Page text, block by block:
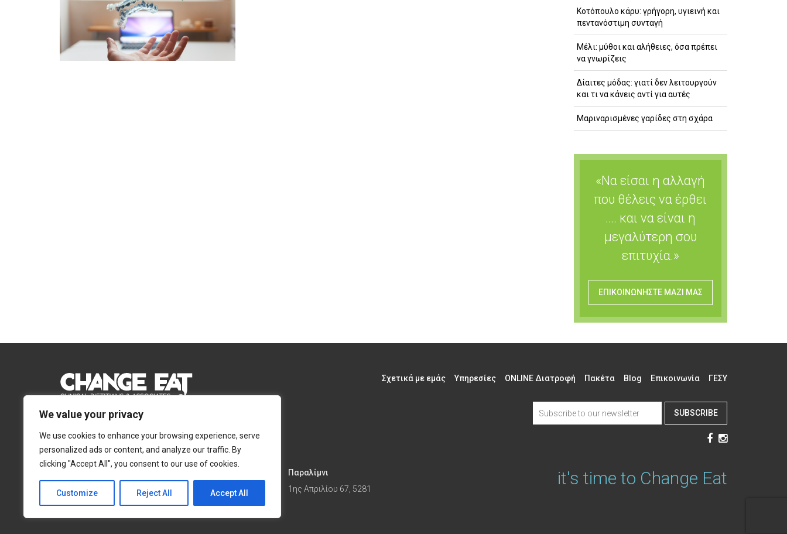
We value your privacy
We use cookies to enhance your browsing experience, serve
personalized ads or content, and analyze our traffic. By
clicking "Accept All", you consent to our use of cookies.
Customize Reject All Accept All
Κοτόπουλο κάρυ: γρήγορη, υγιεινή και
πεντανόστιμη συνταγή
Μέλι: μύθοι και αλήθειες, όσα πρέπει
να γνωρίζεις
Δίαιτες μόδας: γιατί δεν λειτουργούν
και τι να κάνεις αντί για αυτές
Μαριναρισμένες γαρίδες στη σχάρα
«Να είσαι η αλλαγή
που θέλεις να έρθει
…. και να είναι η
μεγαλύτερη σου
επιτυχία.»
ΕΠΙΚΟΙΝΩΝΗΣΤΕ ΜΑΖΙ ΜΑΣ
Email:Info@changeeat.com.cy
Telephone: 77 77 77 51
Σχετικά με εμάς Υπηρεσίες ONLINE Διατροφή Πακέτα Blog Επικοινωνία ΓΕΣΥ
SUBSCRIBE
Αγίας Άννας 4, 2054,
Αγίας Φυλάξεως 32,
Παραλίμνι
1ης Απριλίου 67, 5281
it's time to Change Eat